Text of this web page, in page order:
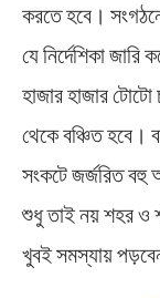
করতে হবে।
যে নির্দেশিকা
হাজার হাজার
থেকে বঞ্চিত হবে।
সংকটে জর্জরিত বহু
শুধু তাই নয় শহর ও
খুবই সমস্যায়